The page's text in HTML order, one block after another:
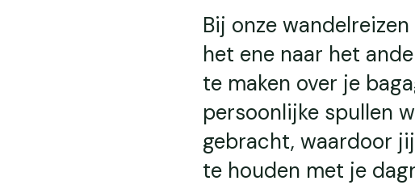
Bij onze wandelreizen
het ene naar het
te maken over je
persoonlijke spullen
gebracht, waardoor
te houden met je